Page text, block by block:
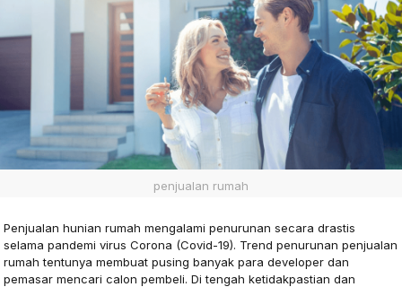
penjualan rumah
Penjualan hunian rumah mengalami penurunan secara drastis
selama pandemi virus Corona (Covid-19). Trend penurunan penjualan
rumah tentunya membuat pusing banyak para developer dan
pemasar mencari calon pembeli. Di tengah ketidakpastian dan